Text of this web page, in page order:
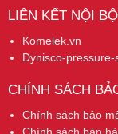
LIÊN KẾT NỘI BỘ
Komelek.vn
Dynisco-
CHÍNH SÁCH
Chính sách bảo